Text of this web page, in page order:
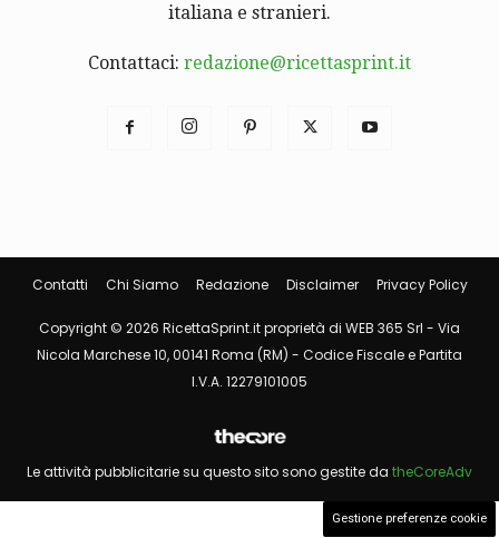
italiana e stranieri.
Contattaci: redazione@ricettasprint.it
Contatti Chi Siamo Redazione Disclaimer Privacy Policy
Copyright © 2026 RicettaSprint.it proprietà di WEB 365 Srl - Via
Nicola Marchese 10, 00141 Roma (RM) - Codice Fiscale e Partita
I.V.A. 12279101005
Le attività pubblicitarie su questo sito sono gestite da theCoreAdv
Gestione preferenze cookie